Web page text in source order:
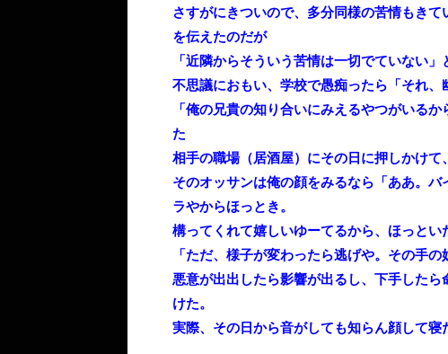
さすがにきついので、多分同様の苦情もき
を伝えたのだが
「近隣からそういう苦情は一切でていない」
不思議におもい、学校で愚痴ったら「それ
「俺の兄貴の知り合いにみえるやつがいる
た
相手の職場（居酒屋）にその日に押しかけ
そのオッサンは俺の顔をみるなら「ああ。
ラやからほっとき。
構ってくれて嬉しいゆーてるから、ほっとい
「ただ、様子が変わったら逃げや。その手
悪意が出出したら影響が出るし、下手した
けた。
実際、その日から音がしても知らん顔して寝